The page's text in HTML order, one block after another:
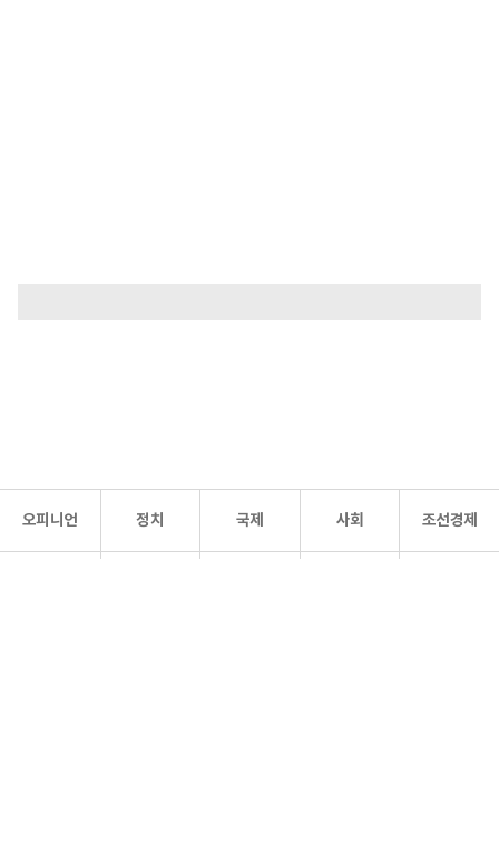
오피니언 정치 국제 사회 조선경제